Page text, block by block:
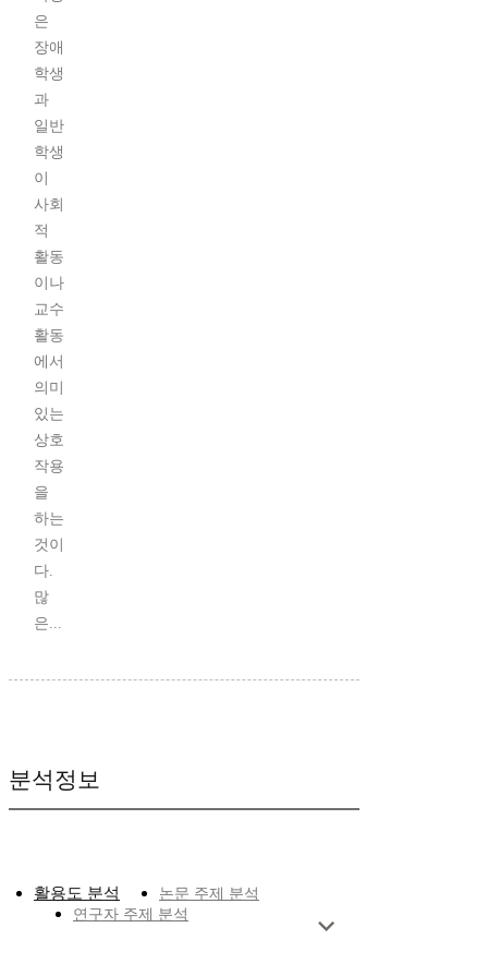
은
장애
학생
과
일반
학생
이
사회
적
활동
이나
교수
활동
에서
의미
있는
상호
작용
을
하는
것이
다.
많
은...
분석정보
활용도 분석
논문 주제 분석
연구자 주제 분석